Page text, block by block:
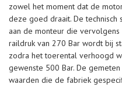
zowel het moment dat de
deze goed draait. De
aan de monteur die
raildruk van 270 Bar wordt bij
zodra het toerental verhoogd
gewenste 500 Bar. De
waarden die de fabriek